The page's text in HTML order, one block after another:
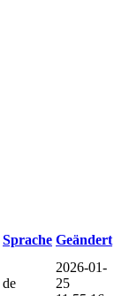
Sprache Geändert
de
2026-01-
25